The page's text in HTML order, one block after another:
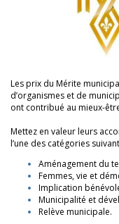
Les prix du Mérite
d’organismes et de
ont contribué au mieux-
Mettez en valeur leurs
l’une des catégories
Aménagement du
Femmes, vie et
Implication
Municipalité et
Relève municipale.